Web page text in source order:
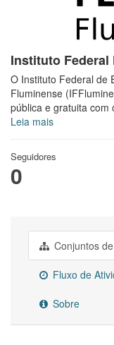
Instituto Federal
O Instituto Federal de
Fluminense
pública e gratuita com
Leia mais
Seguidores
0
Conjuntos
Fluxo de
Sobre